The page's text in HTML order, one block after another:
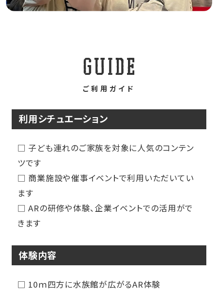
ご利用ガイド
利用シチュエーション
□ 子ども連れのご家族を対象に人気のコンテン
ツです
□ 商業施設や催事イベントで利用いただいてい
ます
□ ARの研修や体験、企業イベントでの活用がで
きます
体験内容
□ 10ｍ四方に水族館が広がるAR体験